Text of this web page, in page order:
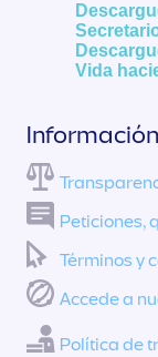
Vida
Peticiones,
Términos y
Accede a
Política de